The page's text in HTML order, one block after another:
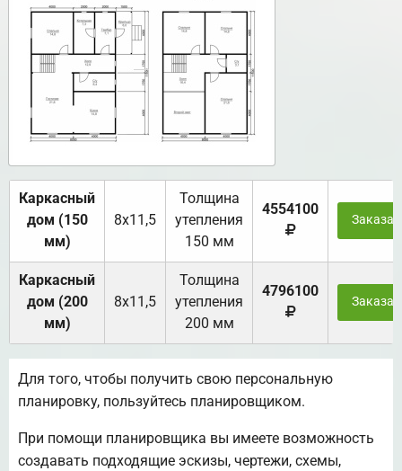
Каркасный
дом (150
мм)
8х11,5
Толщина
утепления
150 мм
4554100
Каркасный
дом (200
мм)
8х11,5
Толщина
утепления
200 мм
4796100
Для того, чтобы получить свою персональную
планировку, пользуйтесь планировщиком.
При помощи планировщика вы имеете возможность
создавать подходящие эскизы, чертежи, схемы,